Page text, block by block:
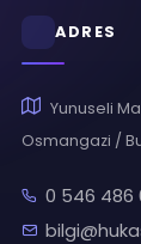
ADRES
Yunuseli
Osmangazi /
0 546 486